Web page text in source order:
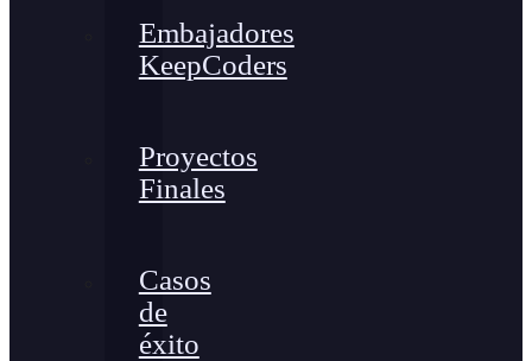
Embajadores
KeepCoders
Proyectos
Finales
Casos
de
éxito